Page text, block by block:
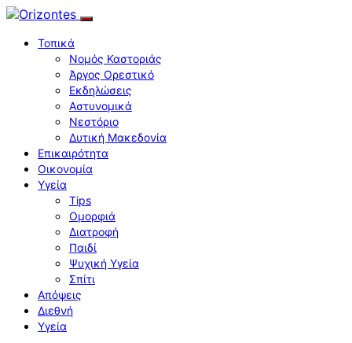
Τοπικά
Νομός Καστοριάς
Άργος Ορεστικό
Εκδηλώσεις
Αστυνομικά
Νεστόριο
Δυτική Μακεδονία
Επικαιρότητα
Οικονομία
Υγεία
Tips
Ομορφιά
Διατροφή
Παιδί
Ψυχική Υγεία
Σπίτι
Απόψεις
Διεθνή
Υγεία